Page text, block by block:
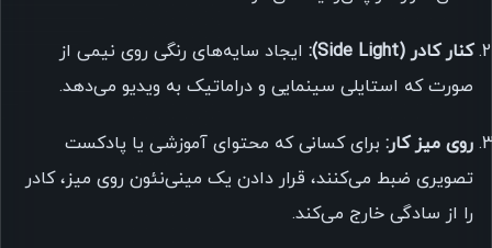
کنار کادر (Side Light):
ایجاد سایه‌های رنگی روی نیمی از
صورت که استایلی سینمایی و دراماتیک به ویدیو می‌دهد.
روی میز کار: برای کسانی که محتوای آموزشی یا پادکست
تصویری ضبط می‌کنند، قرار دادن یک مینی‌نئون روی میز، کادر
را از سادگی خارج می‌کند.